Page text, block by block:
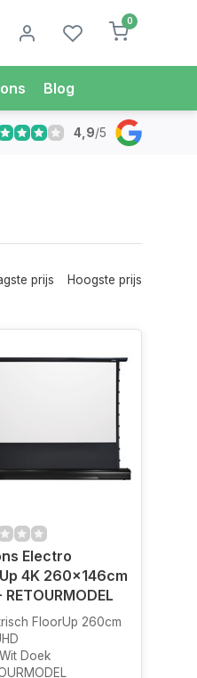
0
Blog
Morgen in Huis*
4,9/5
prijs Hoogste prijs
Electro
4K 260x146cm
RETOURMODEL
FloorUp 260cm
Doek